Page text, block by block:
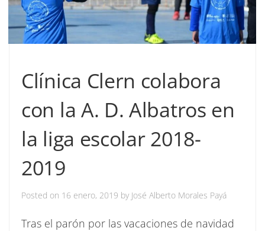
Clínica Clern colabora
con la A. D. Albatros en
la liga escolar 2018-
2019
Posted on 16 enero, 2019 by José Alberto Morales Payá
Tras el parón por las vacaciones de navidad